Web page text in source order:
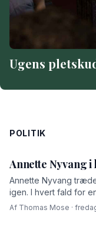
Ugens
POLITIK
Annette Nyvang
Annette Nyvang
igen. I hvert fald for
Af Thomas Mose ·